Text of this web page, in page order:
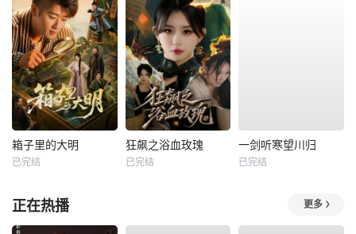
箱子里的大明
已完结
狂飙之浴血玫瑰
已完结
一剑听寒望川归
已完结
正在热播 更多